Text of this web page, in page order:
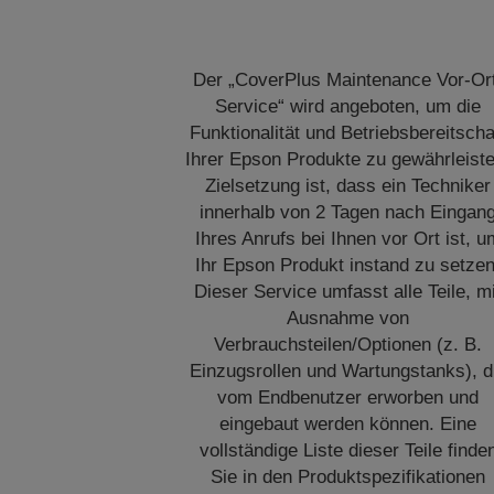
Der „CoverPlus Maintenance Vor-
Service“ wird angeboten, um die
Funktionalität und
Ihrer Epson Produkte zu
Zielsetzung ist, dass ein Techniker
innerhalb von 2 Tagen nach
Ihres Anrufs bei Ihnen vor Ort ist,
Ihr Epson Produkt instand zu
Dieser Service umfasst alle Teile,
Ausnahme von
Verbrauchsteilen/Optionen (z. B.
Einzugsrollen und Wartungstanks),
vom Endbenutzer erworben und
eingebaut werden können. Eine
vollständige Liste dieser Teile
Sie in den Produktspezifikationen